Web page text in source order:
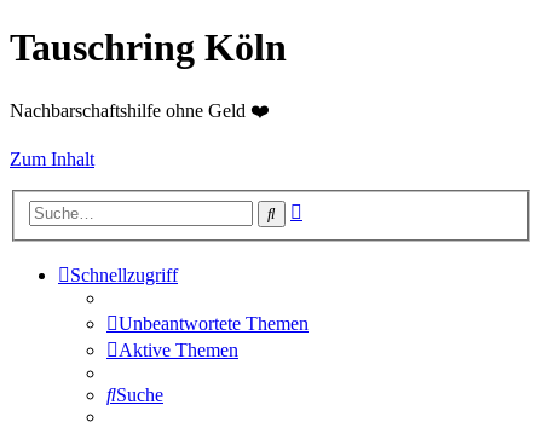
Tauschring Köln
Nachbarschaftshilfe ohne Geld ❤️
Zum Inhalt
Suche
Schnellzugriff
Unbeantwortete Themen
Aktive Themen
Suche